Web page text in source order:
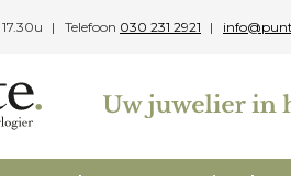
Telefoon 030 231 2921